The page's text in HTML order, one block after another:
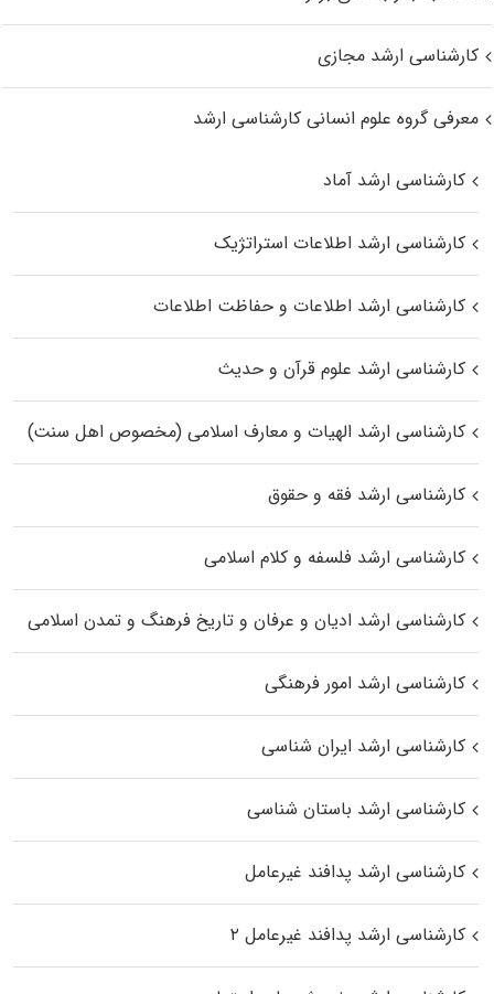
کارشناسی ارشد مجازی
معرفی گروه علوم انسانی کارشناسی ارشد
کارشناسی ارشد آماد
کارشناسی ارشد اطلاعات استراتژیک
کارشناسی ارشد اطلاعات و حفاظت اطلاعات
کارشناسی ارشد علوم قرآن و حدیث
کارشناسی ارشد الهیات و معارف اسلامی (مخصوص اهل سنت)
کارشناسی ارشد فقه و حقوق
کارشناسی ارشد فلسفه و کلام اسلامی
کارشناسی ارشد ادیان و عرفان و تاریخ فرهنگ و تمدن اسلامی
کارشناسی ارشد امور فرهنگی
کارشناسی ارشد ایران شناسی
کارشناسی ارشد باستان شناسی
کارشناسی ارشد پدافند غیرعامل
کارشناسی ارشد پدافند غیرعامل ۲